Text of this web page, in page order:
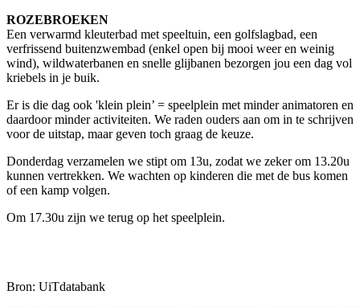
ROZEBROEKEN
Een verwarmd kleuterbad met speeltuin, een golfslagbad, een
verfrissend buitenzwembad (enkel open bij mooi weer en weinig
wind), wildwaterbanen en snelle glijbanen bezorgen jou een dag vol
kriebels in je buik.
Er is die dag ook 'klein plein’ = speelplein met minder animatoren en
daardoor minder activiteiten. We raden ouders aan om in te schrijven
voor de uitstap, maar geven toch graag de keuze.
Donderdag verzamelen we stipt om 13u, zodat we zeker om 13.20u
kunnen vertrekken. We wachten op kinderen die met de bus komen
of een kamp volgen.
Om 17.30u zijn we terug op het speelplein.
Bron: UiTdatabank